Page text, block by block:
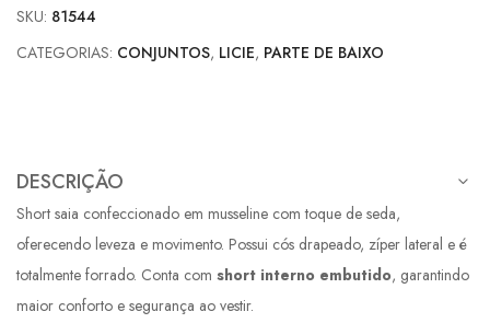
SKU: 81544
CATEGORIAS: CONJUNTOS, LICIE, PARTE DE BAIXO
DESCRIÇÃO
Short saia confeccionado em musseline com toque de seda,
oferecendo leveza e movimento. Possui cós drapeado, zíper lateral e é
totalmente forrado. Conta com short interno embutido, garantindo
maior conforto e segurança ao vestir.